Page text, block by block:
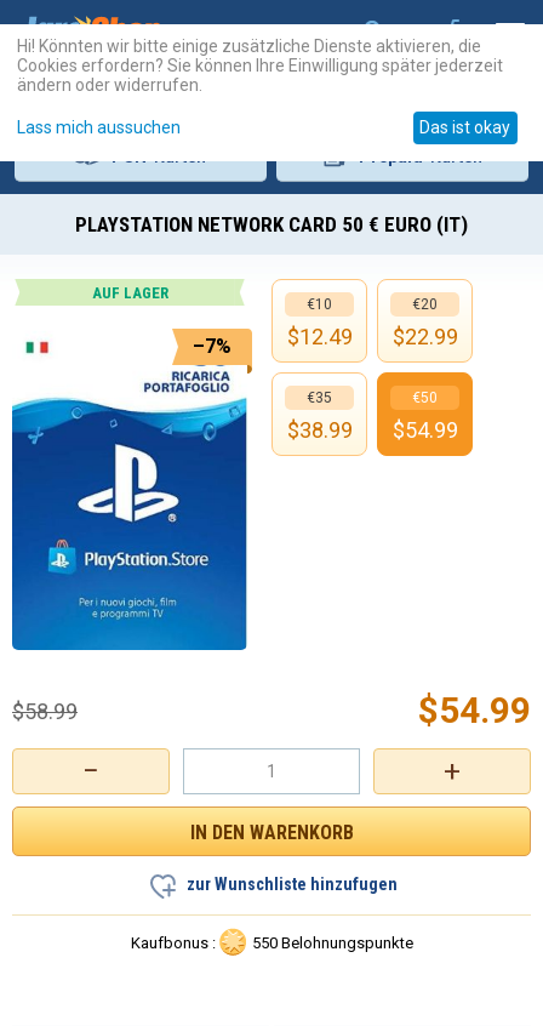
PLAYSTATION NETWORK CARD 50 € EURO (IT)
AUF LAGER
–7%
+
−
$54.99
$58.99
zur Wunschliste hinzufugen
Kaufbonus : 550 Belohnungspunkte
€10
$12.49
€20
$22.99
€35
$38.99
€50
$54.99
Hi! Könnten wir bitte einige zusätzliche Dienste aktivieren, die
Cookies erfordern? Sie können Ihre Einwilligung später jederzeit
ändern oder widerrufen.
Lass mich aussuchen Das ist okay